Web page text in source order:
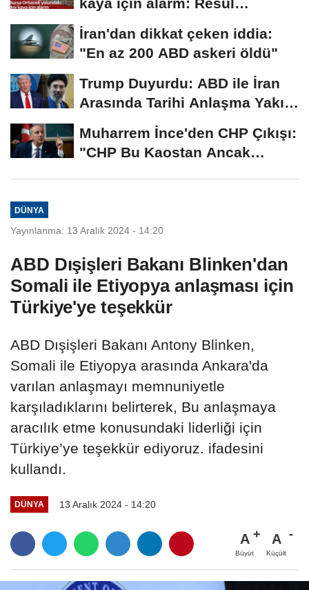
kaya için alarm: Resül
Kaplan'dan yetkililere...
İran'dan dikkat çeken iddia:
"En az 200 ABD askeri öldü"
Trump Duyurdu: ABD ile İran
Arasında Tarihi Anlaşma Yakın!
Muharrem İnce'den CHP Çıkışı:
"CHP Bu Kaostan Ancak
DÜNYA
Yayınlanma: 13 Aralık 2024 - 14:20
ABD Dışişleri Bakanı Blinken'dan
Somali ile Etiyopya anlaşması için
Türkiye'ye teşekkür
ABD Dışişleri Bakanı Antony Blinken,
Somali ile Etiyopya arasında Ankara'da
varılan anlaşmayı memnuniyetle
karşıladıklarını belirterek, Bu anlaşmaya
aracılık etme konusundaki liderliği için
Türkiye’ye teşekkür ediyoruz. ifadesini
kullandı.
DÜNYA 13 Aralık 2024 - 14:20
A
Büyüt
A
Küçült